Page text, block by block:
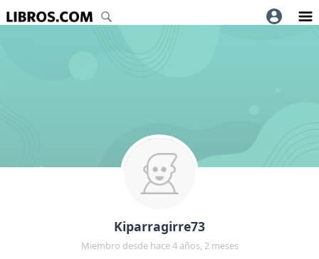
Kiparragirre73
Miembro desde hace 4 años, 2 meses